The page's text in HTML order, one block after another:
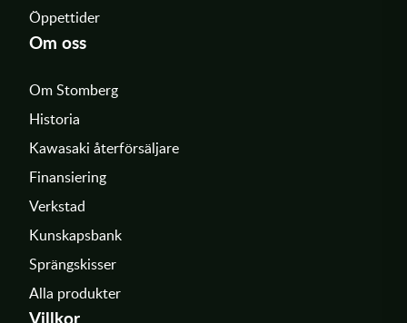
Öppettider
Om oss
Om Stomberg
Historia
Kawasaki återförsäljare
Finansiering
Verkstad
Kunskapsbank
Sprängskisser
Alla produkter
Villkor